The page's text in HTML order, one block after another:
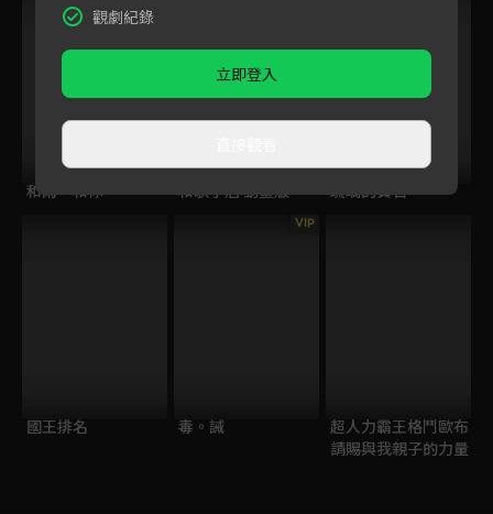
和雨．和你 和歌子酒 動畫版 琉璃的寶石
國王排名
VIP
毒。誡
超人力霸王格鬥歐布
請賜與我親子的力量
觀劇紀錄
立即登入